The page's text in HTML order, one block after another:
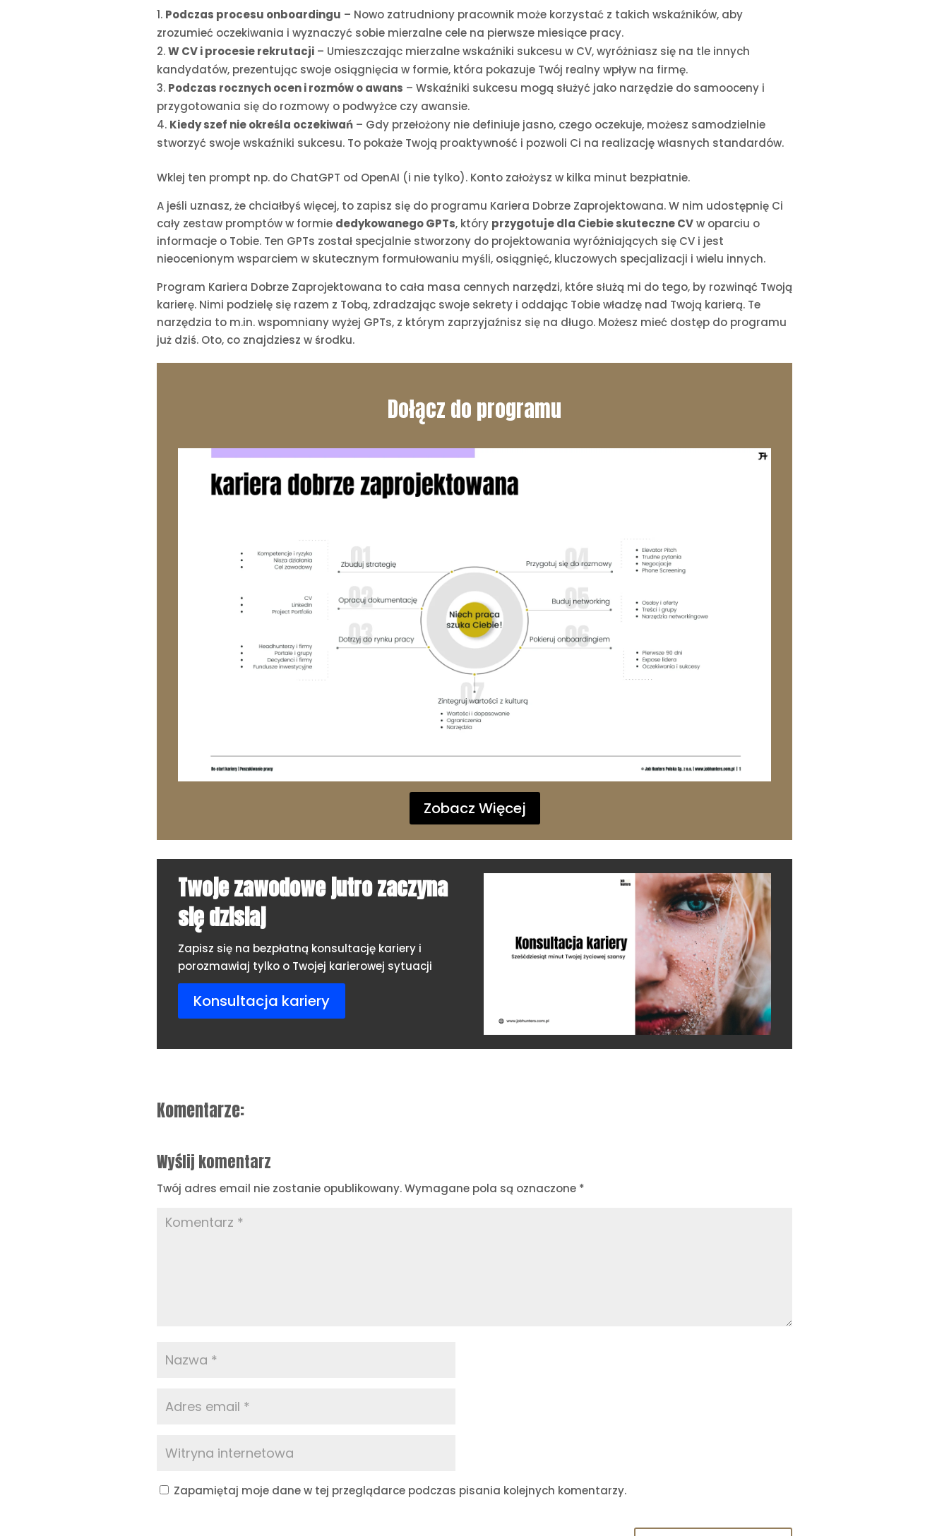
Podczas procesu onboardingu – Nowo zatrudniony pracownik może korzystać z takich wskaźników, aby
zrozumieć oczekiwania i wyznaczyć sobie mierzalne cele na pierwsze miesiące pracy.
W CV i procesie rekrutacji – Umieszczając mierzalne wskaźniki sukcesu w CV, wyróżniasz się na tle innych
kandydatów, prezentując swoje osiągnięcia w formie, która pokazuje Twój realny wpływ na firmę.
Podczas rocznych ocen i rozmów o awans – Wskaźniki sukcesu mogą służyć jako narzędzie do samooceny i
przygotowania się do rozmowy o podwyżce czy awansie.
Kiedy szef nie określa oczekiwań – Gdy przełożony nie definiuje jasno, czego oczekuje, możesz samodzielnie
stworzyć swoje wskaźniki sukcesu. To pokaże Twoją proaktywność i pozwoli Ci na realizację własnych standardów.
Wklej ten prompt np. do ChatGPT od OpenAI (i nie tylko). Konto założysz w kilka minut bezpłatnie.
A jeśli uznasz, że chciałbyś więcej, to zapisz się do programu Kariera Dobrze Zaprojektowana. W nim udostępnię Ci
cały zestaw promptów w formie dedykowanego GPTs, który przygotuje dla Ciebie skuteczne CVw oparciu o
informacje o Tobie. Ten GPTs został specjalnie stworzony do projektowania wyróżniających się CV i jest
nieocenionym wsparciem w skutecznym formułowaniu myśli, osiągnięć, kluczowych specjalizacji i wielu innych.
Program Kariera Dobrze Zaprojektowana to cała masa cennych narzędzi, które służą mi do tego, by rozwinąć Twoją
karierę. Nimi podzielę się razem z Tobą, zdradzając swoje sekrety i oddając Tobie władzę nad Twoją karierą. Te
narzędzia to m.in. wspomniany wyżej GPTs, z którym zaprzyjaźnisz się na długo. Możesz mieć dostęp do programu
już dziś. Oto, co znajdziesz w środku.
Dołącz do programu
Zobacz Więcej
Twoje zawodowe jutro zaczyna
się dzisiaj
Zapisz się na bezpłatną konsultację kariery i
porozmawiaj tylko o Twojej karierowej sytuacji
Konsultacja kariery
Komentarze:
Wyślij komentarz
Twój adres email nie zostanie opublikowany.Wymagane pola są oznaczone *
Zapamiętaj moje dane w tej przeglądarce podczas pisania kolejnych komentarzy.